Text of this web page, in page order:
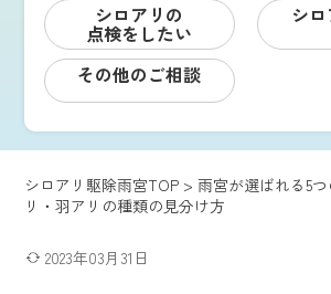
シロアリの
点検をしたい
シ
その他のご相談
シロアリ駆除雨宮TOP >雨宮が選ばれる5
リ・羽アリの種類の見分け方
2023年03月31日